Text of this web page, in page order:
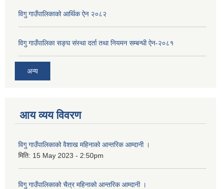
विगु गाउँपालिकाको आर्थिक ऐन २०८२
विगु गाउँपालिका सङ्घ संस्था दर्ता तथा नियमन सम्बन्धी ऐन-२०८१
अन्य
आय व्यय विवरण
विगु गाउँपालिकाको वैशाख महिनाको आन्तरिक आम्दानी ।
मिति: 15 May 2023 - 2:50pm
विगु गाउँपालिकाको चैत्र महिनाको आन्तरिक आम्दानी ।